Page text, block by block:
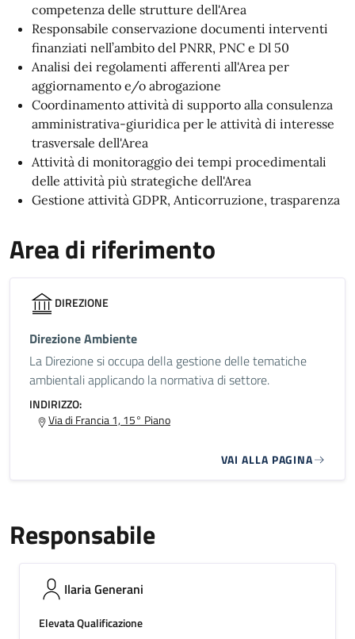
competenza delle strutture dell'Area
Responsabile conservazione documenti interventi
finanziati nell’ambito del PNRR, PNC e Dl 50
Analisi dei regolamenti afferenti all'Area per
aggiornamento e/o abrogazione
Coordinamento attività di supporto alla consulenza
amministrativa-giuridica per le attività di interesse
trasversale dell'Area
Attività di monitoraggio dei tempi procedimentali
delle attività più strategiche dell'Area
Gestione attività GDPR, Anticorruzione, trasparenza
Area di riferimento
DIREZIONE
Direzione Ambiente
La Direzione si occupa della gestione delle tematiche
ambientali applicando la normativa di settore.
INDIRIZZO:
Via di Francia 1, 15° Piano
VAI ALLA PAGINA
Responsabile
Ilaria Generani
Elevata Qualificazione